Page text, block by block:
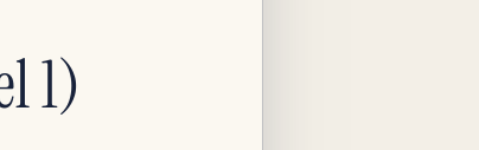
1)